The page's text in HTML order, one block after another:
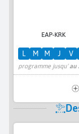
EAP-KRK
programme jusqu'au
L M M J V